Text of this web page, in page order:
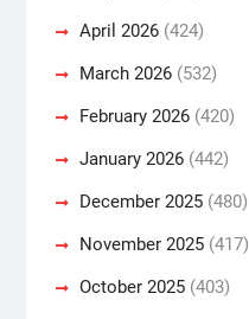
April 2026(424)
March 2026(532)
February 2026(420)
January 2026(442)
December 2025(480)
November 2025(417)
October 2025(403)